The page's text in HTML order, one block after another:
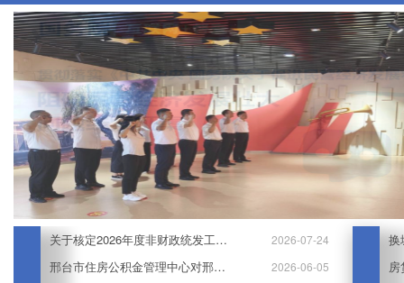
关于核定2026年度非财政统发工资单位职工住房公积金缴存基数的通知 2026-07-24
邢台市住房公积金管理中心对邢台市第十六届人民代表大会第八次会议第200号代表建议的答复 2026-06-05
换